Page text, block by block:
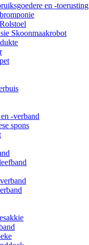
en -toerusting
Skoonmaakrobot
-verband
spons